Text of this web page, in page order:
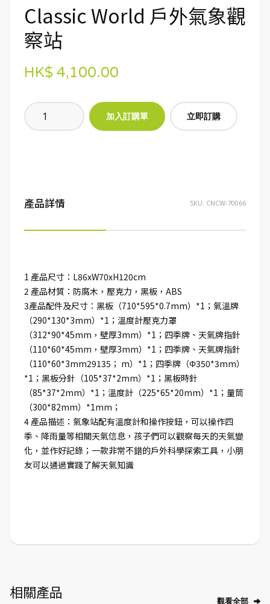
Classic World 戶外氣象觀
察站
HK$ 4,100.00
立即訂購
產品詳情 SKU: CNCW-70066
1 產品尺寸：L86xW70xH120cm
2 產品材質：防腐木，壓克力，黑板，ABS
3產品配件及尺寸：黑板（710*595*0.7mm）*1；氣溫牌
（290*130*3mm）*1；溫度計壓克力罩
（312*90*45mm，壁厚3mm）*1；四季牌、天氣牌指針
（110*60*45mm，壁厚3mm）*1；四季牌、天氣牌指針
（110*60*3mm29135； m）*1；四季牌（Φ350*3mm）
*1；黑板分針（105*37*2mm）*1；黑板時針
（85*37*2mm）*1；溫度計（225*65*20mm）*1；量筒
（300*82mm）*1mm；
4 產品描述：氣象站配有溫度計和操作按鈕，可以操作四
季、降雨量等相關天氣信息，孩子們可以觀察每天的天氣變
化，並作好記錄；一款非常不錯的戶外科學探索工具，小朋
友可以通過實踐了解天氣知識
相關產品 觀看全部